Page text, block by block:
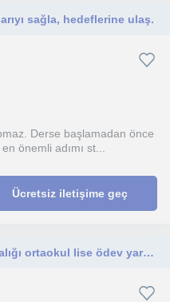
sağla, hedeflerine ulaş.
Derse başlamadan önce
önemli adımı st...
Ücretsiz iletişime geç
Derslerim daha çok 10-15 yaş aralığı ortaokul lise ödev yardımı şeklinde olabilir. Görsel proje ödevleri gibi,